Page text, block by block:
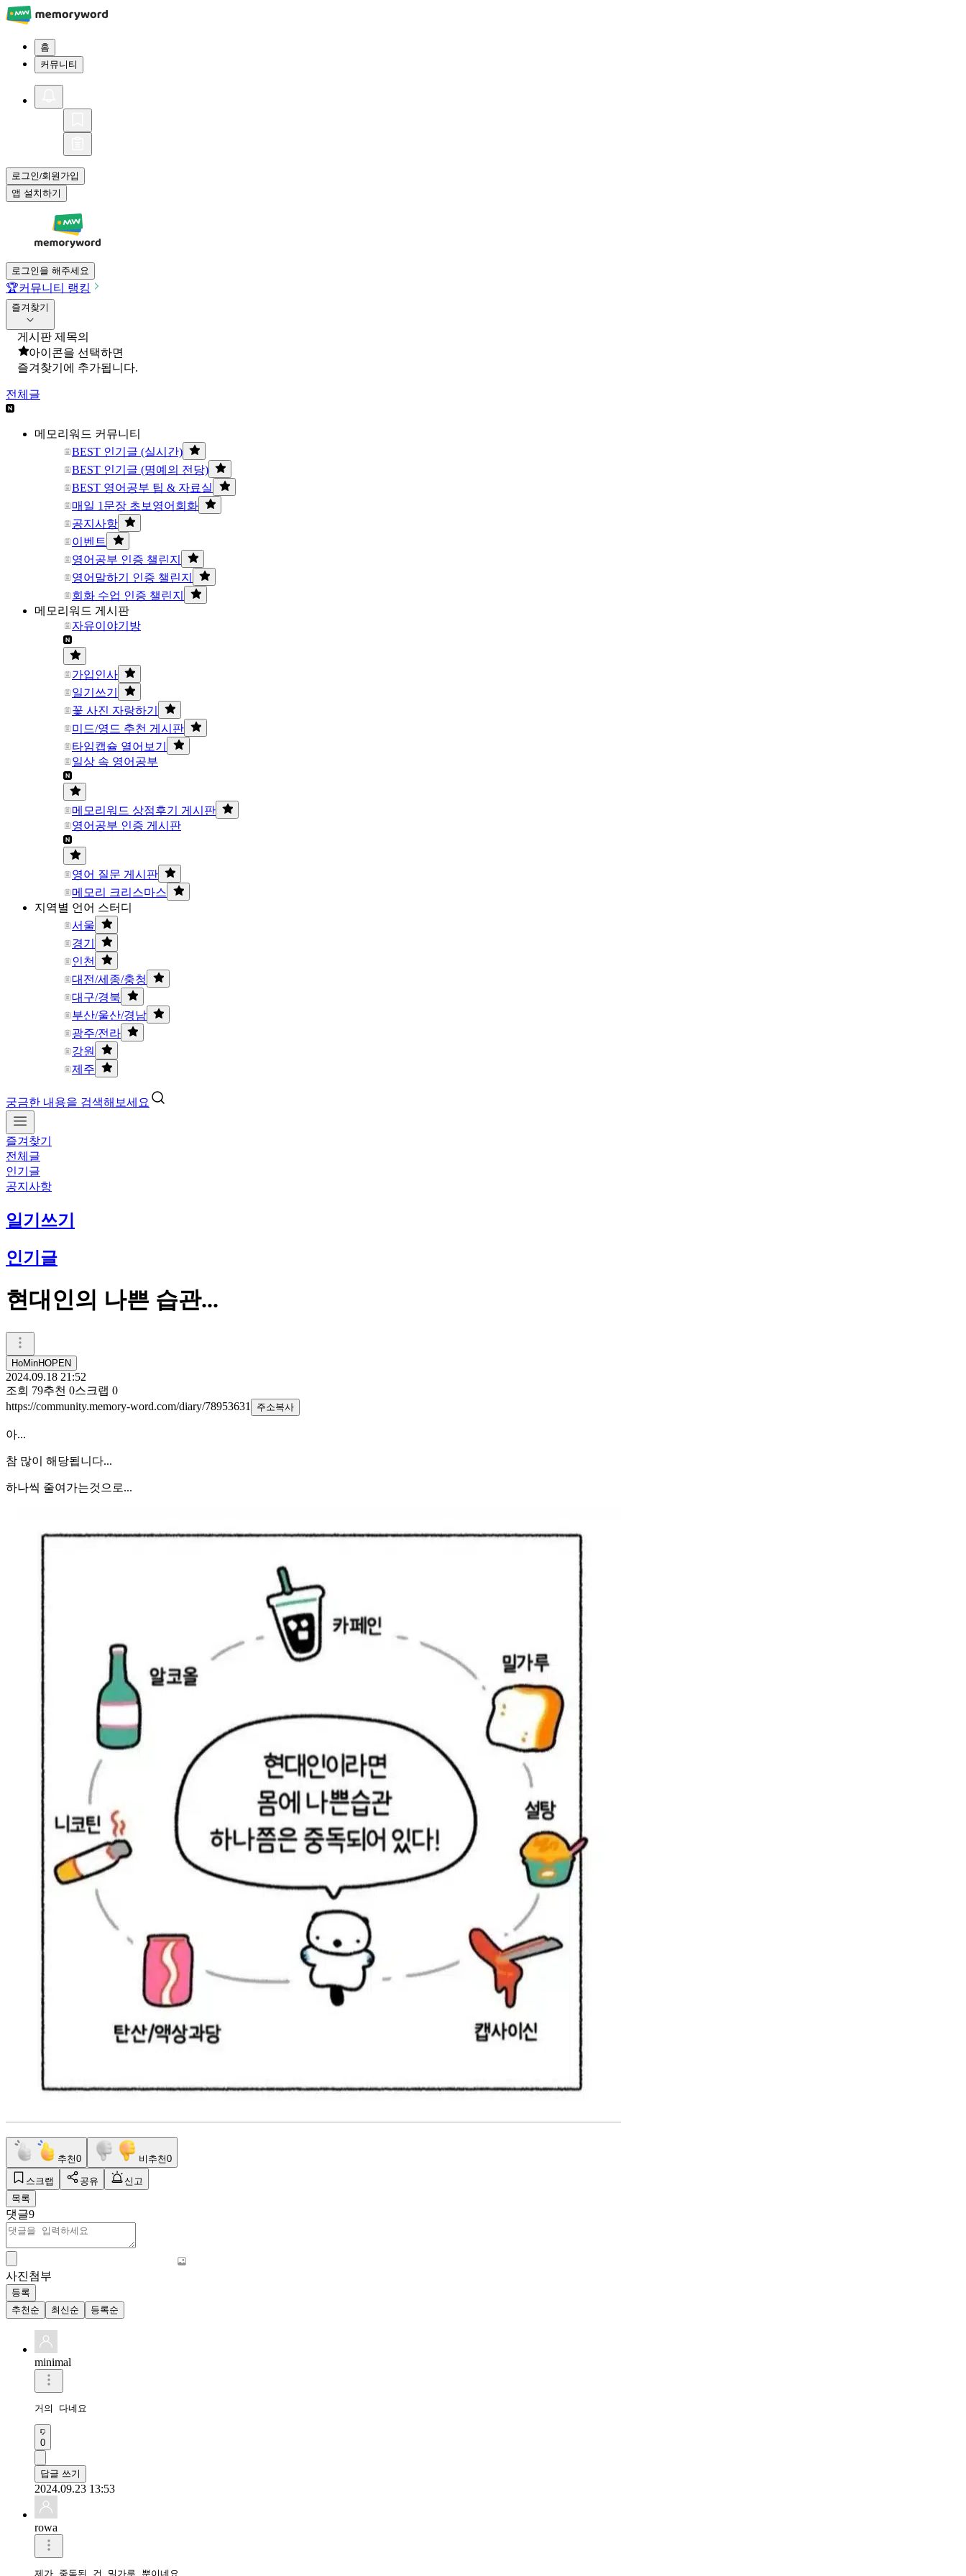
홈
커뮤니티
로그인/회원가입
앱 설치하기
로그인을 해주세요
🏆커뮤니티 랭킹
즐겨찾기
게시판 제목의
아이콘을 선택하면
즐겨찾기에 추가됩니다.
전체글
메모리워드 커뮤니티
BEST 인기글 (실시간)
BEST 인기글 (명예의 전당)
BEST 영어공부 팁 & 자료실
매일 1문장 초보영어회화
공지사항
이벤트
영어공부 인증 챌린지
영어말하기 인증 챌린지
회화 수업 인증 챌린지
메모리워드 게시판
자유이야기방
가입인사
일기쓰기
꽃 사진 자랑하기
미드/영드 추천 게시판
타임캡슐 열어보기
일상 속 영어공부
메모리워드 상점후기 게시판
영어공부 인증 게시판
영어 질문 게시판
메모리 크리스마스
지역별 언어 스터디
서울
경기
인천
대전/세종/충청
대구/경북
부산/울산/경남
광주/전라
강원
제주
궁금한 내용을 검색해보세요
즐겨찾기
전체글
인기글
공지사항
일기쓰기
인기글
현대인의 나쁜 습관...
HoMinHOPEN
2024.09.18 21:52
조회 79추천 0스크랩 0
https://community.memory-word.com/diary/78953631
주소복사
아...
참 많이 해당됩니다...
하나씩 줄여가는것으로...
추천0 비추천0
스크랩 공유
신고
목록
댓글9
사진첨부
등록
추천순
최신순 등록순
minimal
거의 다네요
0
답글 쓰기
2024.09.23 13:53
rowa
제가 중독된 건 밀가루 뿐이네요